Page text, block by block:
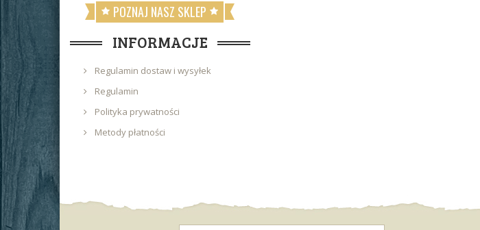
POZNAJ NASZ SKLEP
INFORMACJE
Regulamin dostaw i wysyłek
Regulamin
Polityka prywatności
Metody płatności